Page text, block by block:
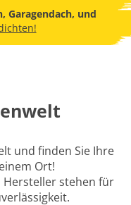
Garagendach, und
und finden Sie Ihre
Ort!
Hersteller stehen für